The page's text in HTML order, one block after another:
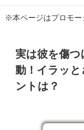
※本ページはプロモー
実は彼を傷
動！イラッと
ントは？